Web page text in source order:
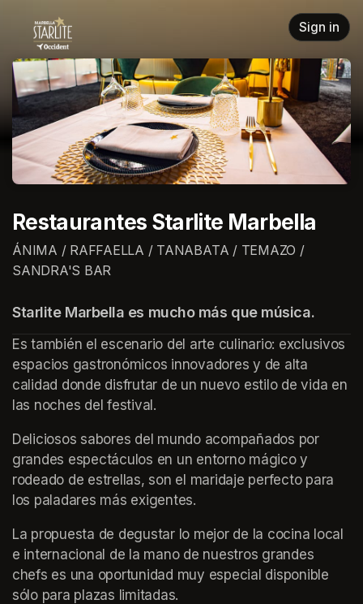
Sign in
Restaurantes Starlite Marbella
ÁNIMA / RAFFAELLA / TANABATA / TEMAZO /
SANDRA'S BAR
Starlite Marbella es mucho más que música.
Es también el escenario del arte culinario: exclusivos
espacios gastronómicos innovadores y de alta
calidad donde disfrutar de un nuevo estilo de vida en
las noches del festival.
Deliciosos sabores del mundo acompañados por
grandes espectáculos en un entorno mágico y
rodeado de estrellas, son el maridaje perfecto para
los paladares más exigentes.
La propuesta de degustar lo mejor de la cocina local
e internacional de la mano de nuestros grandes
chefs es una oportunidad muy especial disponible
sólo para plazas limitadas.